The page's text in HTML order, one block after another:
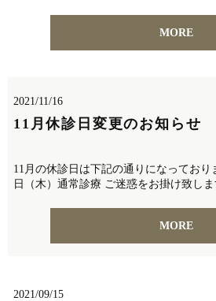
MORE
2021/11/16
11月休診日変更のお知らせ
11月の休診日は下記の通りになっており
日（木）通常診療 ご迷惑をお掛け致し
MORE
2021/09/15